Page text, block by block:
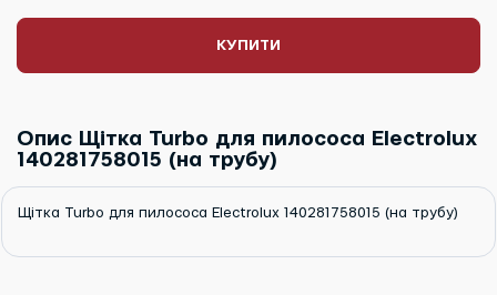
КУПИТИ
Опис Щітка Turbo для пилососа Electrolux
140281758015 (на трубу)
Щітка Turbo для пилососа Electrolux 140281758015 (на трубу)